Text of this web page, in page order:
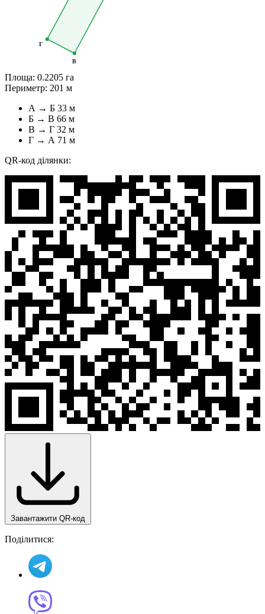
В
Г
Площа: 0.2205 га
Периметр: 201 м
А → Б 33 м
Б → В 66 м
В → Г 32 м
Г → А 71 м
QR-код ділянки:
Завантажити QR-код
Поділитися: